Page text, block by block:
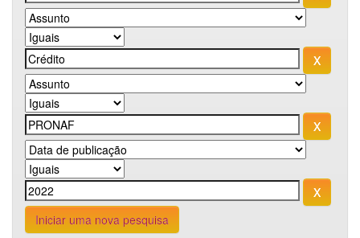
Iniciar uma nova pesquisa